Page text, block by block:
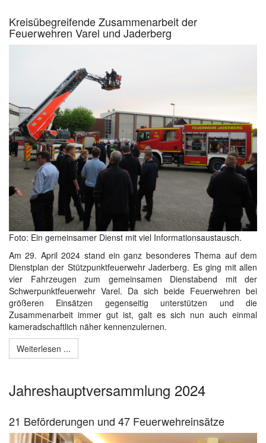
Kreisübegreifende Zusammenarbeit der
Feuerwehren Varel und Jaderberg
Foto: Ein gemeinsamer Dienst mit viel Informationsaustausch.
Am 29. April 2024 stand ein ganz besonderes Thema auf dem
Dienstplan der Stützpunktfeuerwehr Jaderberg. Es ging mit allen
vier Fahrzeugen zum gemeinsamen Dienstabend mit der
Schwerpunktfeuerwehr Varel. Da sich beide Feuerwehren bei
größeren Einsätzen gegenseitig unterstützen und die
Zusammenarbeit immer gut ist, galt es sich nun auch einmal
kameradschaftlich näher kennenzulernen.
Weiterlesen ...
Jahreshauptversammlung 2024
21 Beförderungen und 47 Feuerwehreinsätze